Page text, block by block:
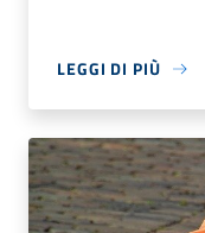
LEGGI DI PIÙ